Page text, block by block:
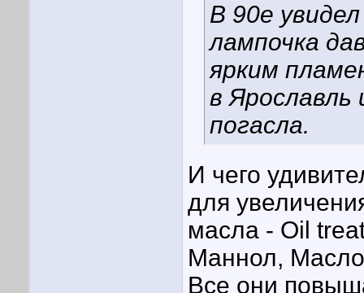
В 90е
лампочка
ярким
в Ярославль
погасла.
И чего
для
масла - Oil
Маннол,
Все они